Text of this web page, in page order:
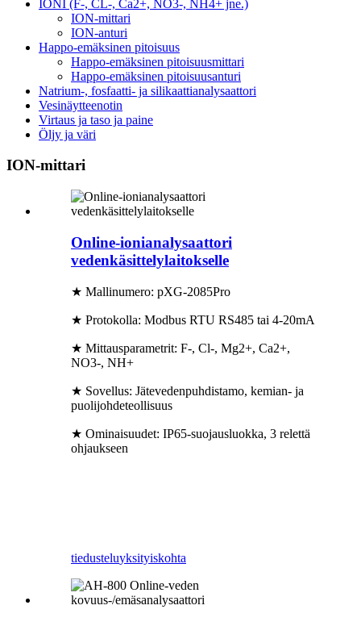
IONI (F-, CL-, Ca2+, NO3-, NH4+ jne.)
ION-mittari
ION-anturi
Happo-emäksinen pitoisuus
Happo-emäksinen pitoisuusmittari
Happo-emäksinen pitoisuusanturi
Natrium-, fosfaatti- ja silikaattianalysaattori
Vesinäytteenotin
Virtaus ja taso ja paine
Öljy ja väri
ION-mittari
Online-ionianalysaattori
vedenkäsittelylaitokselle
★ Mallinumero: pXG-2085Pro
★ Protokolla: Modbus RTU RS485 tai 4-20mA
★ Mittausparametrit: F-, Cl-, Mg2+, Ca2+,
NO3-, NH+
★ Sovellus: Jätevedenpuhdistamo, kemian- ja
puolijohdeteollisuus
★ Ominaisuudet: IP65-suojausluokka, 3 relettä
ohjaukseen
tiedusteluyksityiskohta